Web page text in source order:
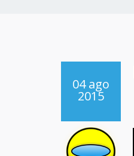
04 ago
2015